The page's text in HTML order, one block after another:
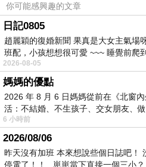
你可能感興趣的文章
日記0805
趙麗穎的復婚新聞 果真是大女主氣場
班配，小孩想想很可愛 ~~~ 睡覺前爬
2026-08-05
媽媽的優點
2026 年 8 月 6 日媽媽從前在《北窗
活：不結婚、不生孩子、交女朋友、
湖⋯⋯，
6 小時前
2026/08/06
昨天沒有加班 本來想說些個日誌吧！
停電了！！ 崽崽當下直接一個三小？